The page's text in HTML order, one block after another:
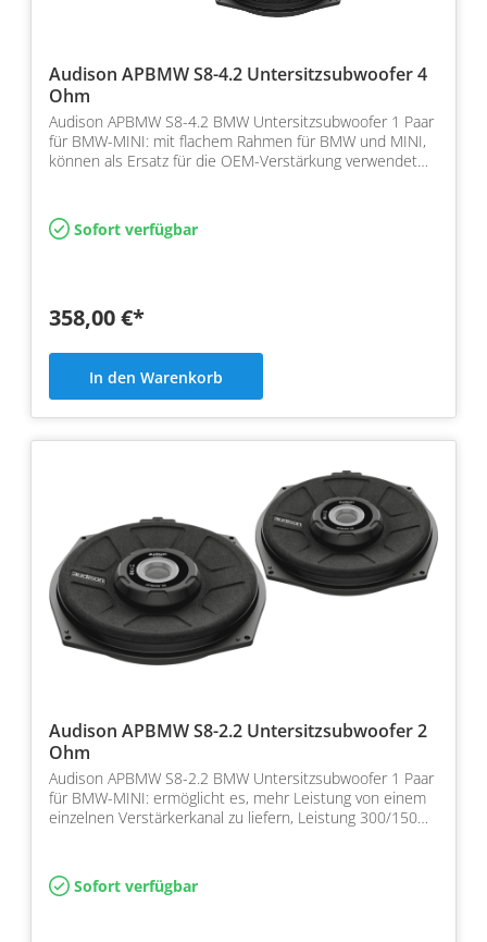
Audison APBMW S8-4.2 Untersitzsubwoofer 4
Ohm
Audison APBMW S8-4.2 BMW Untersitzsubwoofer 1 Paar
für BMW-MINI: mit flachem Rahmen für BMW und MINI,
können als Ersatz für die OEM-Verstärkung verwendet
Sofort verfügbar
358,00 €*
In den Warenkorb
Audison APBMW S8-2.2 Untersitzsubwoofer 2
Ohm
Audison APBMW S8-2.2 BMW Untersitzsubwoofer 1 Paar
für BMW-MINI: ermöglicht es, mehr Leistung von einem
einzelnen Verstärkerkanal zu liefern, Leistung 300/150…
Sofort verfügbar